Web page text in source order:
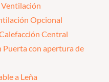
Ventilación
Opcional
Central
Puerta con apertura de
a Leña